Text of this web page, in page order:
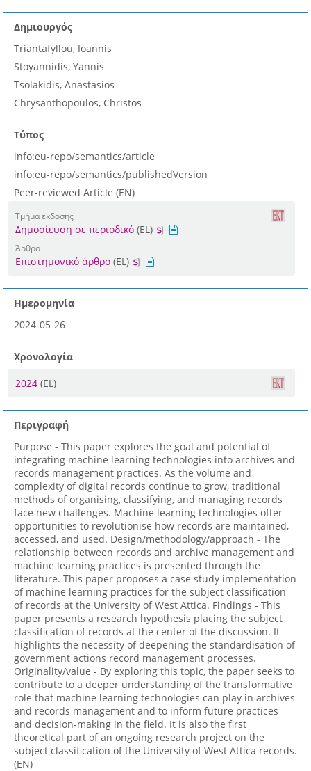
Δημιουργός
Triantafyllou, Ioannis
Stoyannidis, Yannis
Tsolakidis, Anastasios
Chrysanthopoulos, Christos
Τύπος
info:eu-repo/semantics/article
info:eu-repo/semantics/publishedVersion
Peer-reviewed Article (EN)
Τμήμα έκδοσης
Δημοσίευση σε περιοδικό (EL)
Άρθρο
Επιστημονικό άρθρο (EL)
Ημερομηνία
2024-05-26
Χρονολογία
2024 (EL)
Περιγραφή
Purpose - This paper explores the goal and potential of
integrating machine learning technologies into archives and
records management practices. As the volume and
complexity of digital records continue to grow, traditional
methods of organising, classifying, and managing records
face new challenges. Machine learning technologies offer
opportunities to revolutionise how records are maintained,
accessed, and used. Design/methodology/approach - The
relationship between records and archive management and
machine learning practices is presented through the
literature. This paper proposes a case study implementation
of machine learning practices for the subject classification
of records at the University of West Attica. Findings - This
paper presents a research hypothesis placing the subject
classification of records at the center of the discussion. It
highlights the necessity of deepening the standardisation of
government actions record management processes.
Originality/value - By exploring this topic, the paper seeks to
contribute to a deeper understanding of the transformative
role that machine learning technologies can play in archives
and records management and to inform future practices
and decision-making in the field. It is also the first
theoretical part of an ongoing research project on the
subject classification of the University of West Attica records.
(EN)